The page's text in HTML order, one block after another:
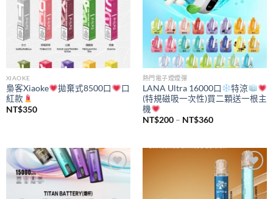
XIAOKE
梟客Xiaoke 拋棄式8500口
口
紅款
NT$350
熱門電子煙煙彈
LANA Ultra 16000口
特涼
(特規磁吸一次性)買二顆送一根主
機
NT$200 – NT$360價
NT$200
到
NT$360
Add to
Add to
wishlist